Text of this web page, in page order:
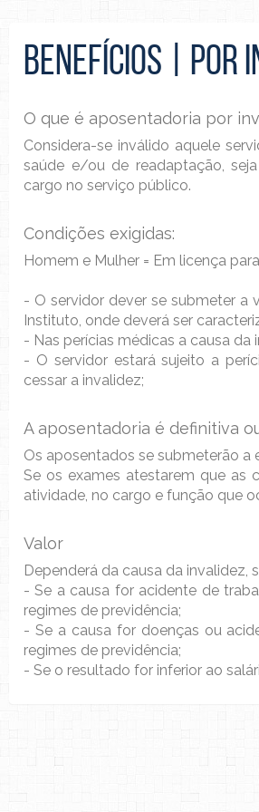
BENEFÍCIOS |
O que é aposentadoria por
Considera-se inválido aquele
saúde e/ou de readaptação,
cargo no serviço público.
Condições exigidas:
Homem e Mulher = Em licença
- O servidor dever se submeter a
Instituto, onde deverá ser
- Nas perícias médicas a causa
- O servidor estará sujeito a
cessar a invalidez;
A aposentadoria é definitiva
Os aposentados se submeterão a
Se os exames atestarem que as
atividade, no cargo e função que
Valor
Dependerá da causa da invalidez,
- Se a causa for acidente de
regimes de previdência;
- Se a causa for doenças ou
regimes de previdência;
- Se o resultado for inferior ao